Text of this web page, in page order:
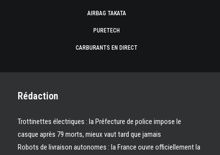
AIRBAG TAKATA
PURETECH
CARBURANTS EN DIRECT
Rédaction
Trottinettes électriques : la Préfecture de police impose le
casque après 79 morts, mieux vaut tard que jamais
Robots de livraison autonomes : la France ouvre officiellement la